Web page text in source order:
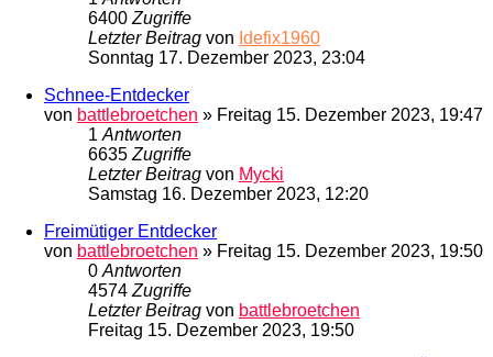
6400Zugriffe
Letzter Beitrag von Idefix1960
Sonntag 17. Dezember 2023, 23:04
Schnee-Entdecker
von battlebroetchen » Freitag 15. Dezember 2023, 19:47
1Antworten
6635Zugriffe
Letzter Beitrag von Mycki
Samstag 16. Dezember 2023, 12:20
Freimütiger Entdecker
von battlebroetchen » Freitag 15. Dezember 2023, 19:50
0Antworten
4574Zugriffe
Letzter Beitrag von battlebroetchen
Freitag 15. Dezember 2023, 19:50